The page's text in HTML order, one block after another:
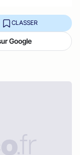
CLASSER
Google